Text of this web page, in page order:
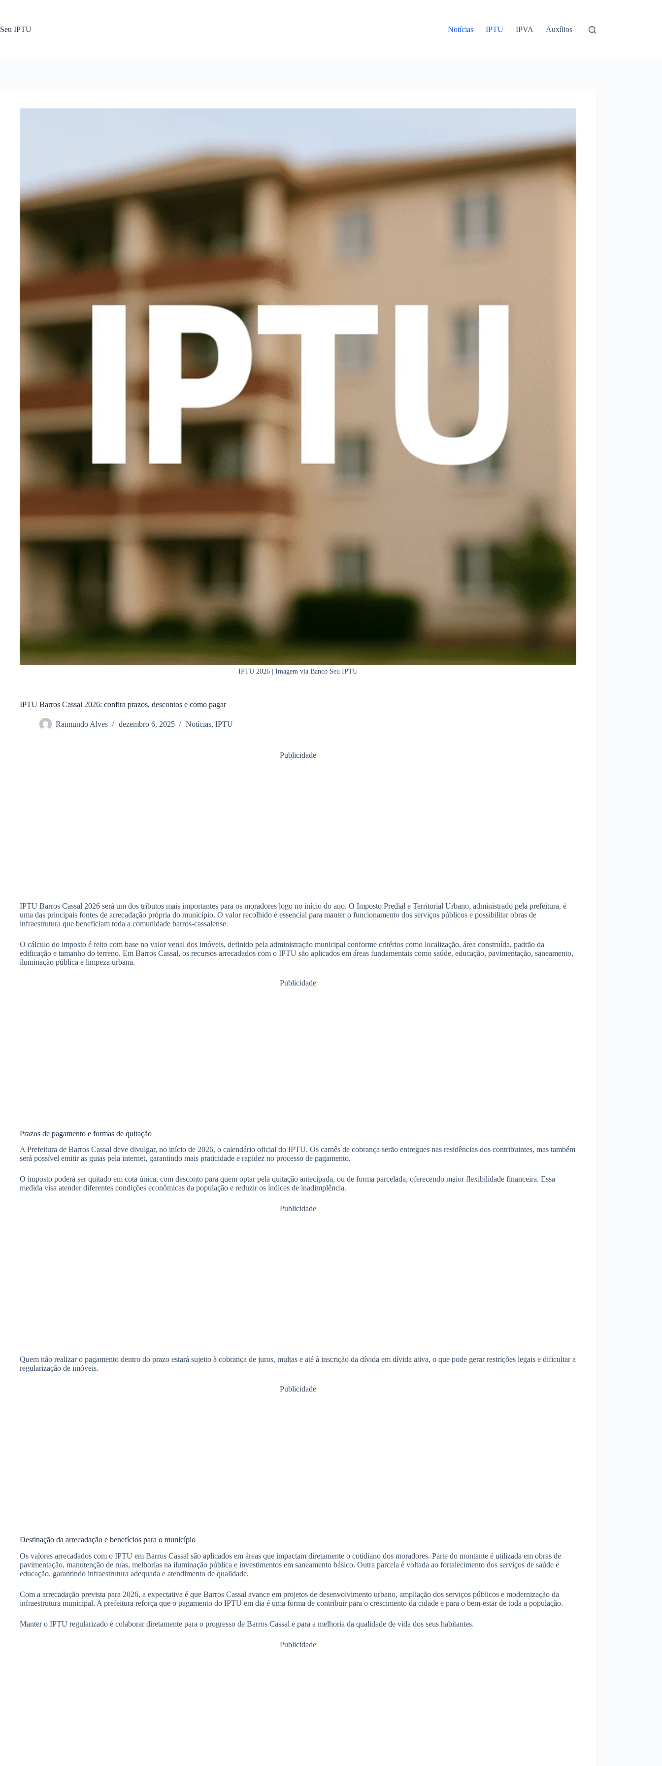
conteúdo
Seu IPTU Notícias IPTU IPVA Auxílios
IPTU 2026 | Imagem via Banco Seu IPTU
IPTU Barros Cassal 2026: confira prazos, descontos e como pagar
Raimundo Alves dezembro 6, 2025 Notícias, IPTU
Publicidade
IPTU Barros Cassal 2026 será um dos tributos mais importantes para os moradores logo no início do ano. O Imposto Predial e Territorial Urbano, administrado pela prefeitura, é
uma das principais fontes de arrecadação própria do município. O valor recolhido é essencial para manter o funcionamento dos serviços públicos e possibilitar obras de
infraestrutura que beneficiam toda a comunidade barros-cassalense.
O cálculo do imposto é feito com base no valor venal dos imóveis, definido pela administração municipal conforme critérios como localização, área construída, padrão da
edificação e tamanho do terreno. Em Barros Cassal, os recursos arrecadados com o IPTU são aplicados em áreas fundamentais como saúde, educação, pavimentação, saneamento,
iluminação pública e limpeza urbana.
Publicidade
Prazos de pagamento e formas de quitação
A Prefeitura de Barros Cassal deve divulgar, no início de 2026, o calendário oficial do IPTU. Os carnês de cobrança serão entregues nas residências dos contribuintes, mas também
será possível emitir as guias pela internet, garantindo mais praticidade e rapidez no processo de pagamento.
O imposto poderá ser quitado em cota única, com desconto para quem optar pela quitação antecipada, ou de forma parcelada, oferecendo maior flexibilidade financeira. Essa
medida visa atender diferentes condições econômicas da população e reduzir os índices de inadimplência.
Publicidade
Quem não realizar o pagamento dentro do prazo estará sujeito à cobrança de juros, multas e até à inscrição da dívida em dívida ativa, o que pode gerar restrições legais e dificultar a
regularização de imóveis.
Publicidade
Destinação da arrecadação e benefícios para o município
Os valores arrecadados com o IPTU em Barros Cassal são aplicados em áreas que impactam diretamente o cotidiano dos moradores. Parte do montante é utilizada em obras de
pavimentação, manutenção de ruas, melhorias na iluminação pública e investimentos em saneamento básico. Outra parcela é voltada ao fortalecimento dos serviços de saúde e
educação, garantindo infraestrutura adequada e atendimento de qualidade.
Com a arrecadação prevista para 2026, a expectativa é que Barros Cassal avance em projetos de desenvolvimento urbano, ampliação dos serviços públicos e modernização da
infraestrutura municipal. A prefeitura reforça que o pagamento do IPTU em dia é uma forma de contribuir para o crescimento da cidade e para o bem-estar de toda a população.
Manter o IPTU regularizado é colaborar diretamente para o progresso de Barros Cassal e para a melhoria da qualidade de vida dos seus habitantes.
Publicidade